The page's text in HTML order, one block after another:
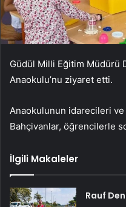
Güdül Milli Eğitim Müdürü
Anaokulu’nu ziyaret etti.
Anaokulunun idarecileri
Bahçivanlar, öğrencilerle
İlgili Makaleler
Rauf